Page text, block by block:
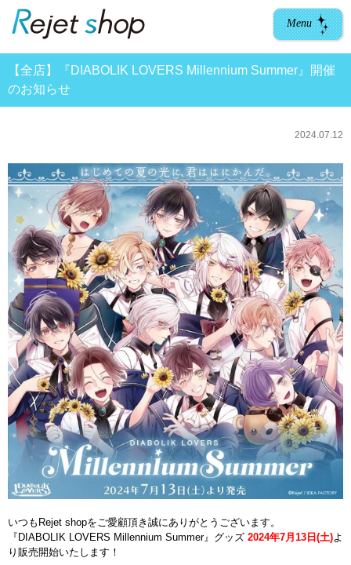
Menu
【全店】『DIABOLIK LOVERS Millennium Summer』開催
のお知らせ
2024.07.12
いつもRejet shopをご愛顧頂き誠にありがとうございます。
『DIABOLIK LOVERS Millennium Summer』グッズ 2024年7月13日(土)よ
り販売開始いたします！